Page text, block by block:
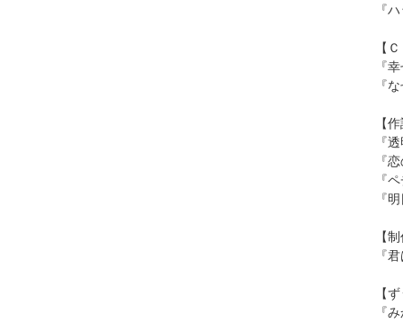
『
【
『
『
【
『
『
『
『
【
『
【
『